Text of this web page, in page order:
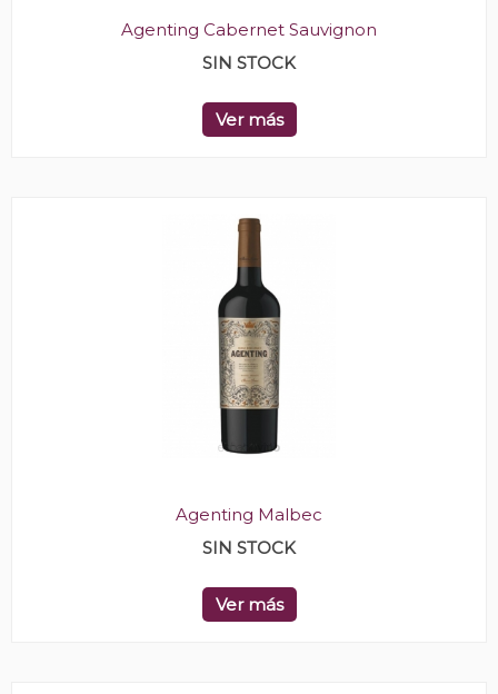
Agenting Cabernet Sauvignon
SIN STOCK
Ver más
Agenting Malbec
SIN STOCK
Ver más